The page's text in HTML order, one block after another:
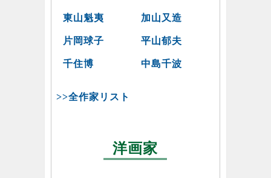
東山魁夷 加山又造
片岡球子 平山郁夫
千住博 中島千波
>>全作家リスト
洋画家